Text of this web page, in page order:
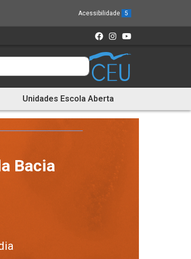
Acessibilidade 5
Unidades Escola Aberta
Bacia